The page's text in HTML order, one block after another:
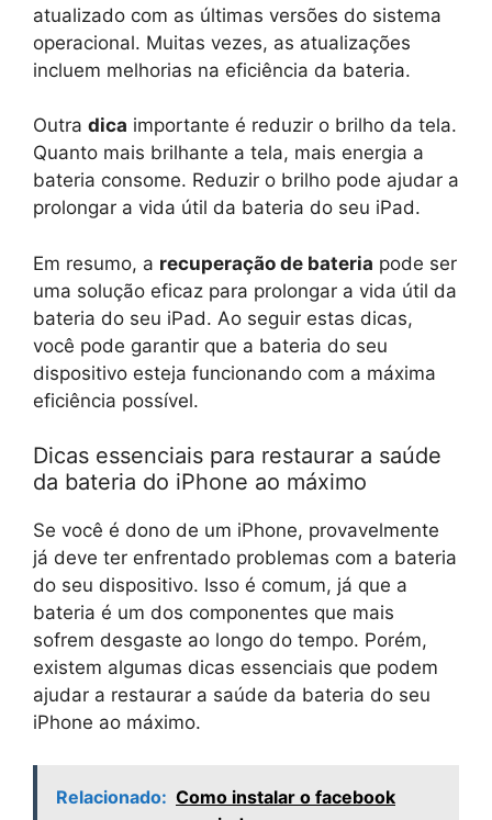
atualizado com as últimas versões do sistema
operacional. Muitas vezes, as atualizações
incluem melhorias na eficiência da bateria.
Outra dica importante é reduzir o brilho da tela.
Quanto mais brilhante a tela, mais energia a
bateria consome. Reduzir o brilho pode ajudar a
prolongar a vida útil da bateria do seu iPad.
Em resumo, a recuperação de bateria pode ser
uma solução eficaz para prolongar a vida útil da
bateria do seu iPad. Ao seguir estas dicas,
você pode garantir que a bateria do seu
dispositivo esteja funcionando com a máxima
eficiência possível.
Dicas essenciais para restaurar a saúde
da bateria do iPhone ao máximo
Se você é dono de um iPhone, provavelmente
já deve ter enfrentado problemas com a bateria
do seu dispositivo. Isso é comum, já que a
bateria é um dos componentes que mais
sofrem desgaste ao longo do tempo. Porém,
existem algumas dicas essenciais que podem
ajudar a restaurar a saúde da bateria do seu
iPhone ao máximo.
Relacionado: Como instalar o facebook